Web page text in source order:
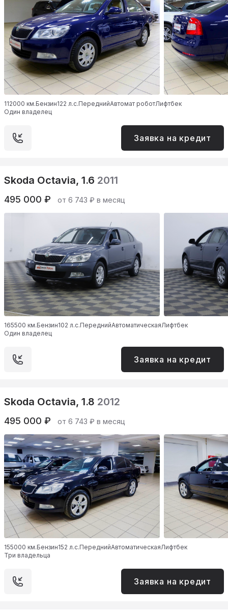
112000 км.Бензин122 л.с.ПереднийАвтомат роботЛифтбек
Один владелец
Заявка на кредит
Skoda Octavia, 1.6 2011
495 000 ₽ от 6 743 ₽ в месяц
165500 км.Бензин102 л.с.ПереднийАвтоматическаяЛифтбек
Один владелец
Заявка на кредит
Skoda Octavia, 1.8 2012
495 000 ₽ от 6 743 ₽ в месяц
155000 км.Бензин152 л.с.ПереднийАвтоматическаяЛифтбек
Три владельца
Заявка на кредит